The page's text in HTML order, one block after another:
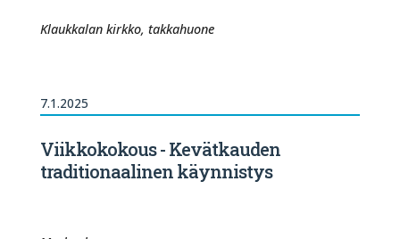
Klaukkalan kirkko, takkahuone
7.1.2025
Viikkokokous - Kevätkauden
traditionaalinen käynnistys